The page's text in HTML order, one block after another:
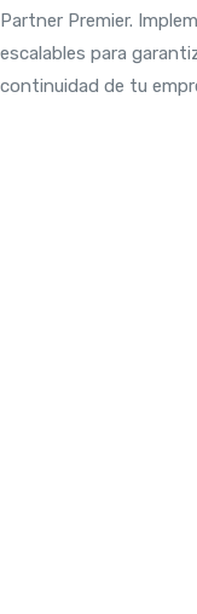
Partner Premier.
escalables para
continuidad de tu